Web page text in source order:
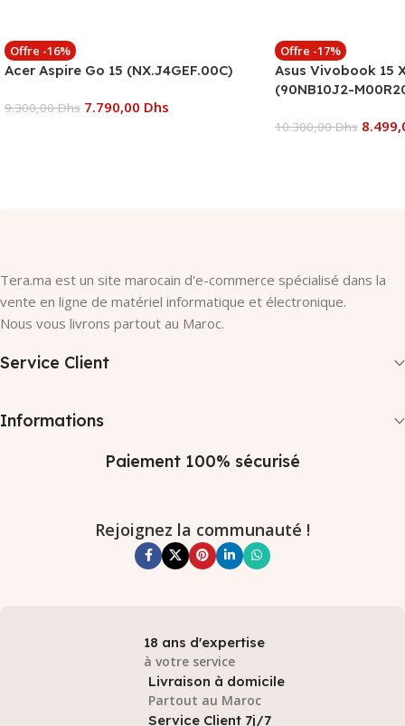
Offre -16%
Acer Aspire Go 15 (NX.J4GEF.00C)
9.300,00Dhs 7.790,00 Dhs
Offre -17%
Asus Vivobook 15
(90NB10J2-
10.300,00Dhs
Tera.ma est un site marocain d'e-commerce spécialisé dans la
vente en ligne de matériel informatique et électronique.
Nous vous livrons partout au Maroc.
Service Client
Informations
Paiement 100% sécurisé
Rejoignez la communauté !
18 ans d'expertise
à votre service
Livraison à domicile
Partout au Maroc
Service Client 7j/7